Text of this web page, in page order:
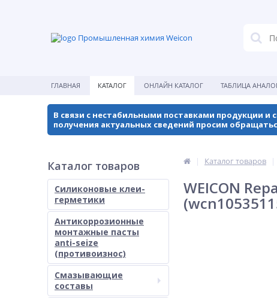
Промышленная химия Weicon
ГЛАВНАЯ КАТАЛОГ ОНЛАЙН КАТАЛОГ ТАБЛИЦА
В связи с нестабильными поставками продукции
получения актуальных сведений просим
Каталог товаров
Силиконовые клеи-
герметики
Антикоррозионные
монтажные пасты
anti-seize
(противоизнос)
Смазывающие
составы
Каталог товаров
WEICON